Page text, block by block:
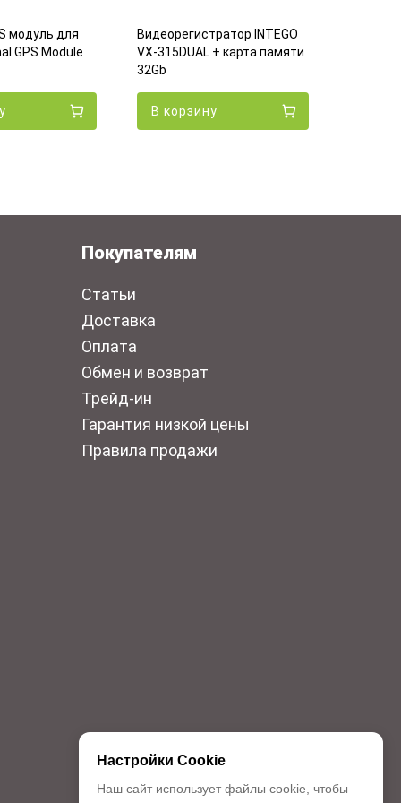
модуль для
GPS Module
Видеорегистратор INTEGO
VX-315DUAL + карта памяти
32Gb
В корзину
Покупателям
Статьи
Доставка
Оплата
Обмен и возврат
Трейд-ин
Гарантия низкой цены
Правила продажи
Настройки Cookie
Наш сайт использует файлы cookie, чтобы